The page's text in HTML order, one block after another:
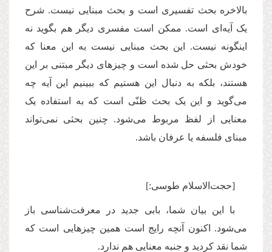
بالاخره بحث تفسیری است و بحث مبنایی نیست. شرح
یک آیه‌ای است. ممکن است مفسری دیگر هم بگوید نه
اینگونه نیست. این بحث مبنایی نیست به این معنا که
خودش بحثی حل شده است و چیزهای دیگر مبتنی بر این
هستند، بلکه به دنبال این هستیم که ببینیم این آيه چه
می‌گوید و این یک بحث ظنّی است که به استفاده یک
معنایی از لفظ مربوط می‌شود. چنین بحثی نمی‌تواند
مبنای فلسفه یا عرفان باشد.
[حجت‌الاسلام طوسی:]
با این بیان شما، بابی جدید در معرفت‌شناسی باز
می‌شود. اکنون آنچه رایج است همین چیزهایی است که
شما نقد کردید و جنبه معنایی هم ندارد.